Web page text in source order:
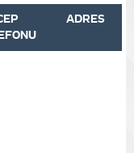
ADRES